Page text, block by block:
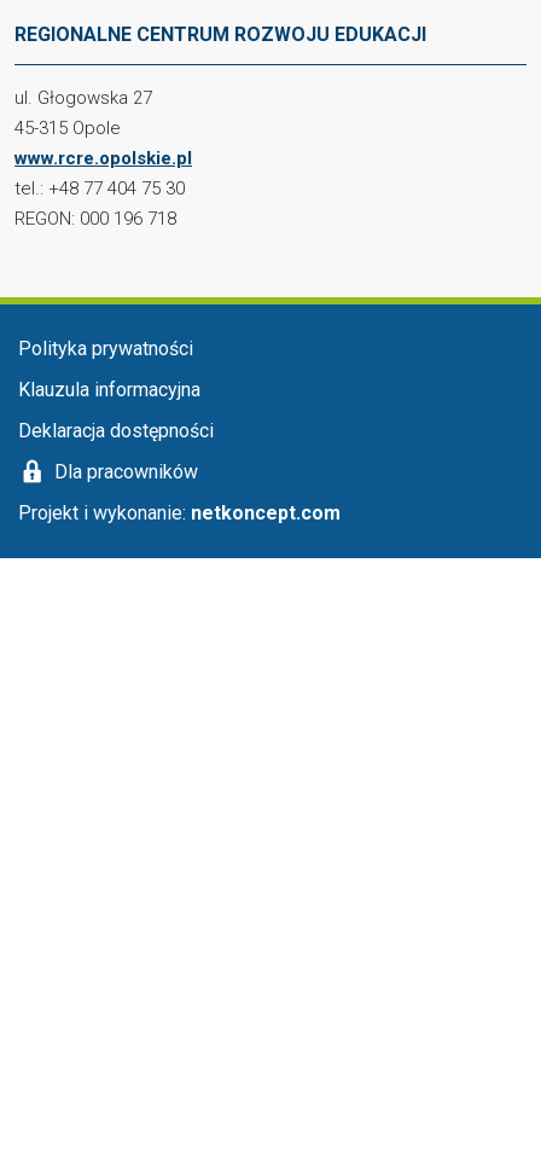
REGIONALNE CENTRUM ROZWOJU EDUKACJI
ul. Głogowska 27
45-315 Opole
www.rcre.opolskie.pl
tel.: +48 77 404 75 30
REGON: 000 196 718
Menu stopka
Polityka prywatności
Klauzula informacyjna
Deklaracja dostępności
Dla pracowników
Projekt i wykonanie: netkoncept.com